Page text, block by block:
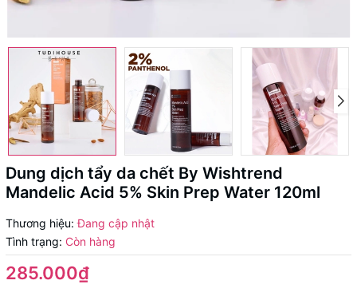
Dung dịch tẩy da chết By Wishtrend
Mandelic Acid 5% Skin Prep Water 120ml
Thương hiệu: Đang cập nhật
Tình trạng: Còn hàng
285.000₫